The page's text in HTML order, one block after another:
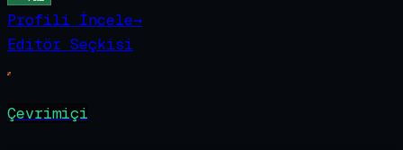
Profili İncele→
Editör Seçkisi
Çevrimiçi